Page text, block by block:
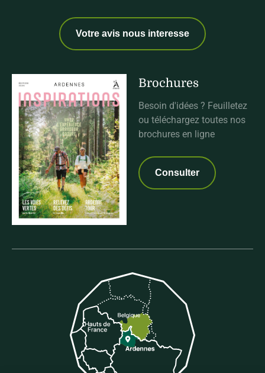
Votre avis nous interesse
Brochures
Besoin d'idées ? Feuilletez
ou téléchargez toutes nos
brochures en ligne
Consulter